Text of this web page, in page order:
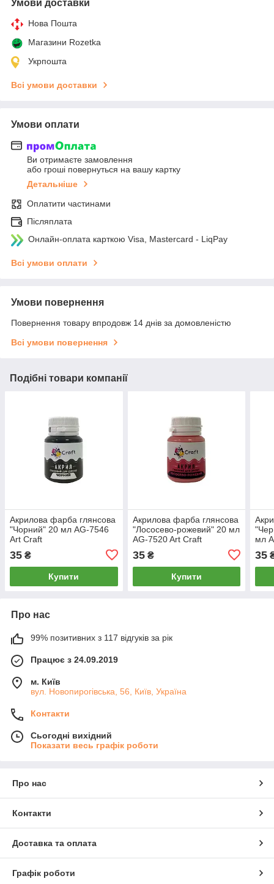
Умови доставки
Нова Пошта
Магазини Rozetka
Укрпошта
Всі умови доставки
Умови оплати
Ви отримаєте замовлення
або гроші повернуться на вашу картку
Детальніше
Оплатити частинами
Післяплата
Онлайн-оплата карткою Visa, Mastercard - LiqPay
Всі умови оплати
Умови повернення
Повернення товару впродовж 14 днів за домовленістю
Всі умови повернення
Подібні товари компанії
Акрилова фарба глянсова
"Чорний" 20 мл AG-7546
Art Craft
35 ₴
Купити
Акрилова фарба глянсова
"Лососево-рожевий" 20 мл
AG-7520 Art Craft
35₴
Купити
мл
35
Про нас
99% позитивних з 117 відгуків за рік
Працює з 24.09.2019
м. Київ
вул. Новопирогівська, 56, Київ, Україна
Контакти
Сьогодні вихідний
Показати весь графік роботи
Про нас
Контакти
Доставка та оплата
Графік роботи